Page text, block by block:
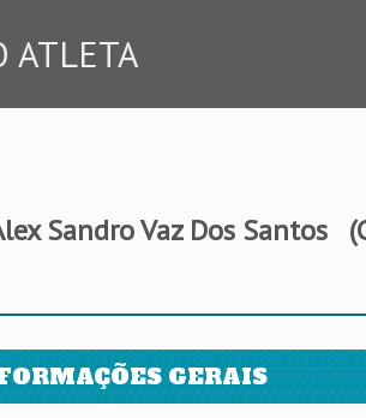
ATLETA
Sandro Vaz Dos Santos
GERAIS